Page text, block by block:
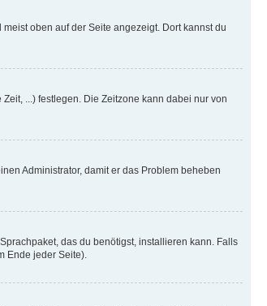
oben auf der Seite angezeigt. Dort kannst du
...) festlegen. Die Zeitzone kann dabei nur von
Administrator, damit er das Problem beheben
das du benötigst, installieren kann. Falls
Ende jeder Seite).